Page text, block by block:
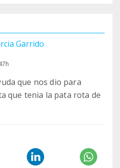
Garrido
que nos dio para
que tenia la pata rota de